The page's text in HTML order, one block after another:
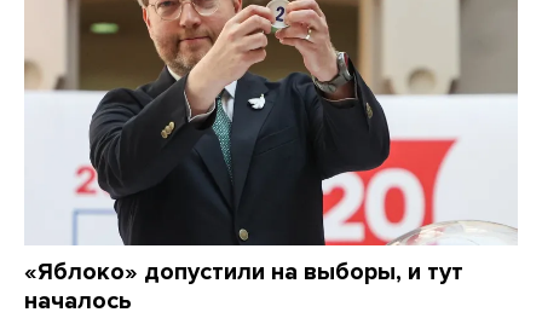
«Яблоко» допустили на выборы, и тут
началось